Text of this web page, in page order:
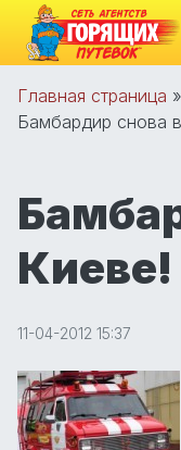
Главная страница »
Бамбардир снова
Киеве!
11-04-2012 15:37